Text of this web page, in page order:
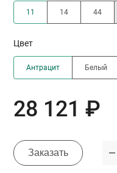
11 14 44
Цвет
Антрацит Белый
28 121 ₽
Заказать